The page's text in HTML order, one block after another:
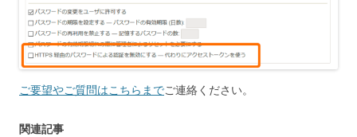
ご要望やご質問はこちらまでご連絡ください。
関連記事